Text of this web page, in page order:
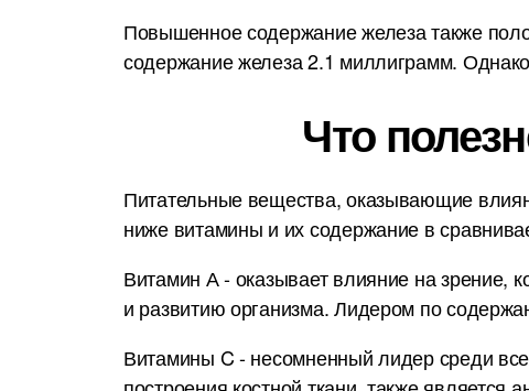
Повышенное содержание железа также
содержание железа 2.1 миллиграмм.
Что
Питательные вещества, оказывающие
ниже витамины и их содержание в
Витамин А - оказывает влияние на зрение,
и развитию организма. Лидером по
Витамины C - несомненный лидер среди